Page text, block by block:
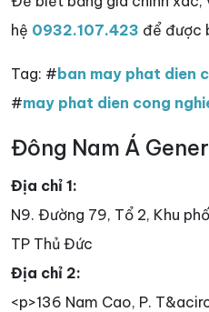
hệ 0932.107.423 để được
Tag: # ban may phat dien
#may phat dien cong
Đông Nam Á
Địa chỉ 1:
N9. Đường 79, Tổ 2, Khu
TP Thủ Đức
Địa chỉ 2:
<p>136 Nam Cao, P.